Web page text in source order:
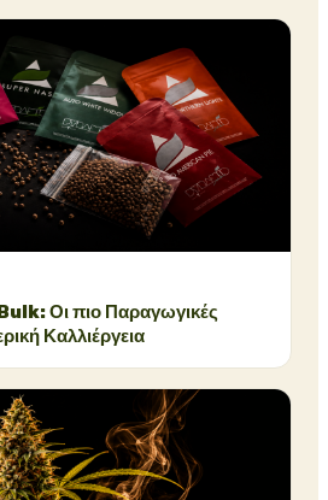
Οι πιο Παραγωγικές
Καλλιέργεια